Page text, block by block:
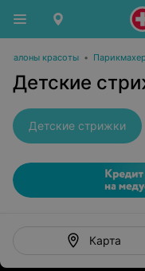
Салоны красоты •
Детские
Детские стрижки
Карта